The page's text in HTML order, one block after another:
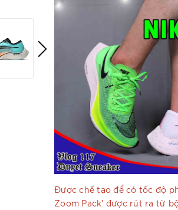
Được chế tạo để có tốc độ
Zoom Pack' được rút ra từ